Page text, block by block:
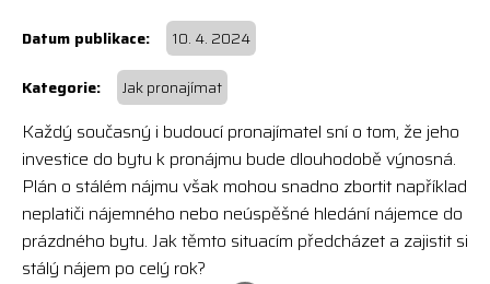
10. 4. 2024
Jak pronajímat
Každý současný i budoucí pronajímatel sní o tom, že jeho
investice do bytu k pronájmu bude dlouhodobě výnosná.
Plán o stálém nájmu však mohou snadno zbortit například
neplatiči nájemného nebo neúspěšné hledání nájemce do
prázdného bytu. Jak těmto situacím předcházet a zajistit si
stálý nájem po celý rok?